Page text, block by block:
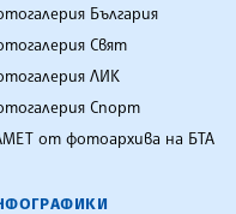
България
Свят
ЛИК
Спорт
от фотоархива на БТА